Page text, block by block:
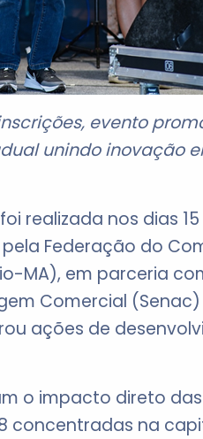
evento
unindo inovação
realizada nos dias
Federação do
MA), em parceria
Comercial
ações de
o impacto direto
concentradas na